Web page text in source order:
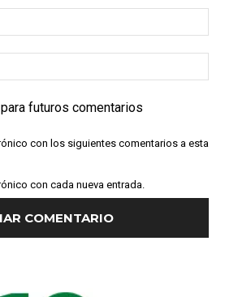
futuros comentarios
con los siguientes comentarios a esta
con cada nueva entrada.